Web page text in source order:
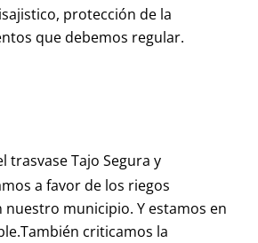
protección de la
que debemos regular.
trasvase Tajo Segura y
a favor de los riegos
municipio. Y estamos en
criticamos la